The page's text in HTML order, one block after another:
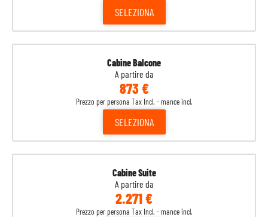
SELEZIONA
Cabine Balcone
A partire da
873 €
Prezzo per persona Tax Incl. - mance incl.
SELEZIONA
Cabine Suite
A partire da
2.271 €
Prezzo per persona Tax Incl. - mance incl.